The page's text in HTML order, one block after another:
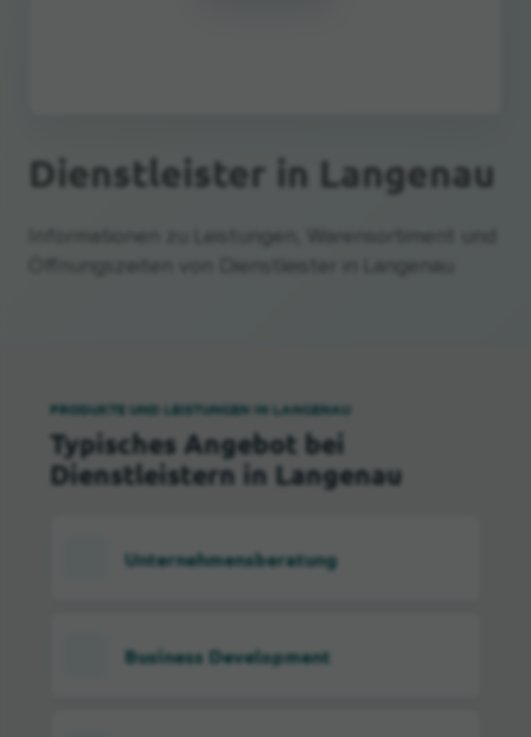
Dienstleister in Langenau
PRODUKTE UND LEISTUNGEN IN LANGENAU
Typisches Angebot bei
Dienstleistern in Langenau
Unternehmensberatung
Business Development